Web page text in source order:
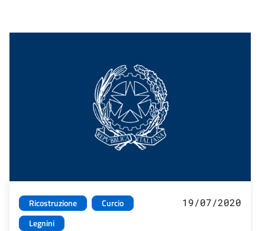
Ricostruzione
Curcio
Legnini
19/07/2020